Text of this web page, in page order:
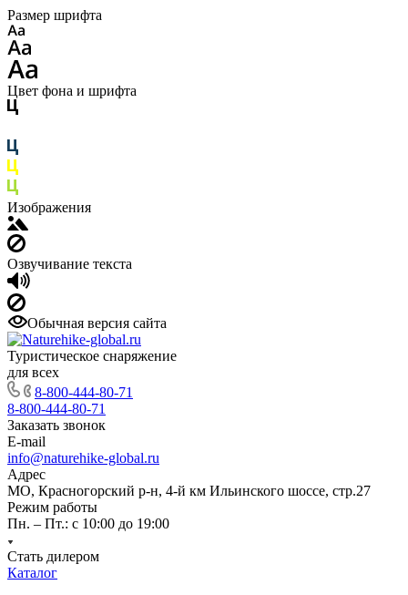
Размер шрифта
Цвет фона и шрифта
Изображения
Озвучивание текста
Обычная версия сайта
Туристическое снаряжение
для всех
8-800-444-80-71
8-800-444-80-71
Заказать звонок
E-mail
info@naturehike-global.ru
Адрес
МО, Красногорский р-н, 4-й км Ильинского шоссе, стр.27
Режим работы
Пн. – Пт.: с 10:00 до 19:00
Стать дилером
Каталог